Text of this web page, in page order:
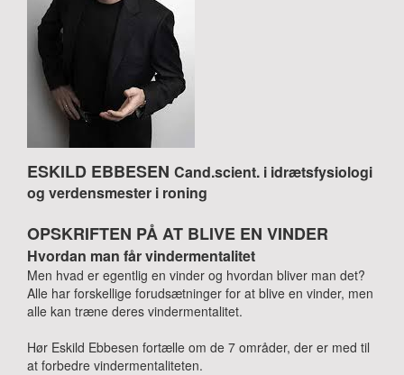
ESKILD EBBESEN Cand.scient. i idrætsfysiologi
og verdensmester i roning
OPSKRIFTEN PÅ AT BLIVE EN VINDER
Hvordan man får vindermentalitet
Men hvad er egentlig en vinder og hvordan bliver man det?
Alle har forskellige forudsætninger for at blive en vinder, men
alle kan træne deres vindermentalitet.
Hør Eskild Ebbesen fortælle om de 7 områder, der er med til
at forbedre vindermentaliteten.